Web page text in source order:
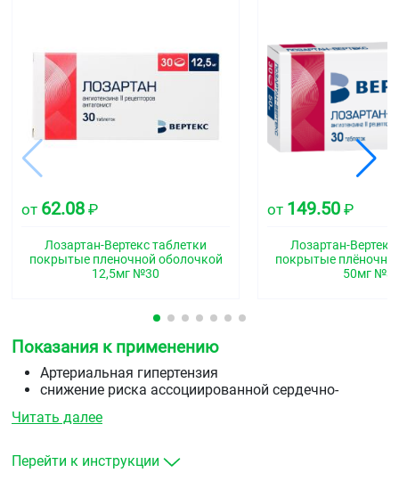
от 62.08 ₽
Лозартан-Вертекс таблетки
покрытые пленочной оболочкой
12,5мг №30
от 149.50 ₽
Лозартан-Вертекс
покрытые
50мг
Показания к применению
Артериальная гипертензия
снижение риска ассоциированной сердечно-
пациентов с артериальной гипертензией и
совокупным снижением частоты сердечно-
Читать далее
Перейти к инструкции